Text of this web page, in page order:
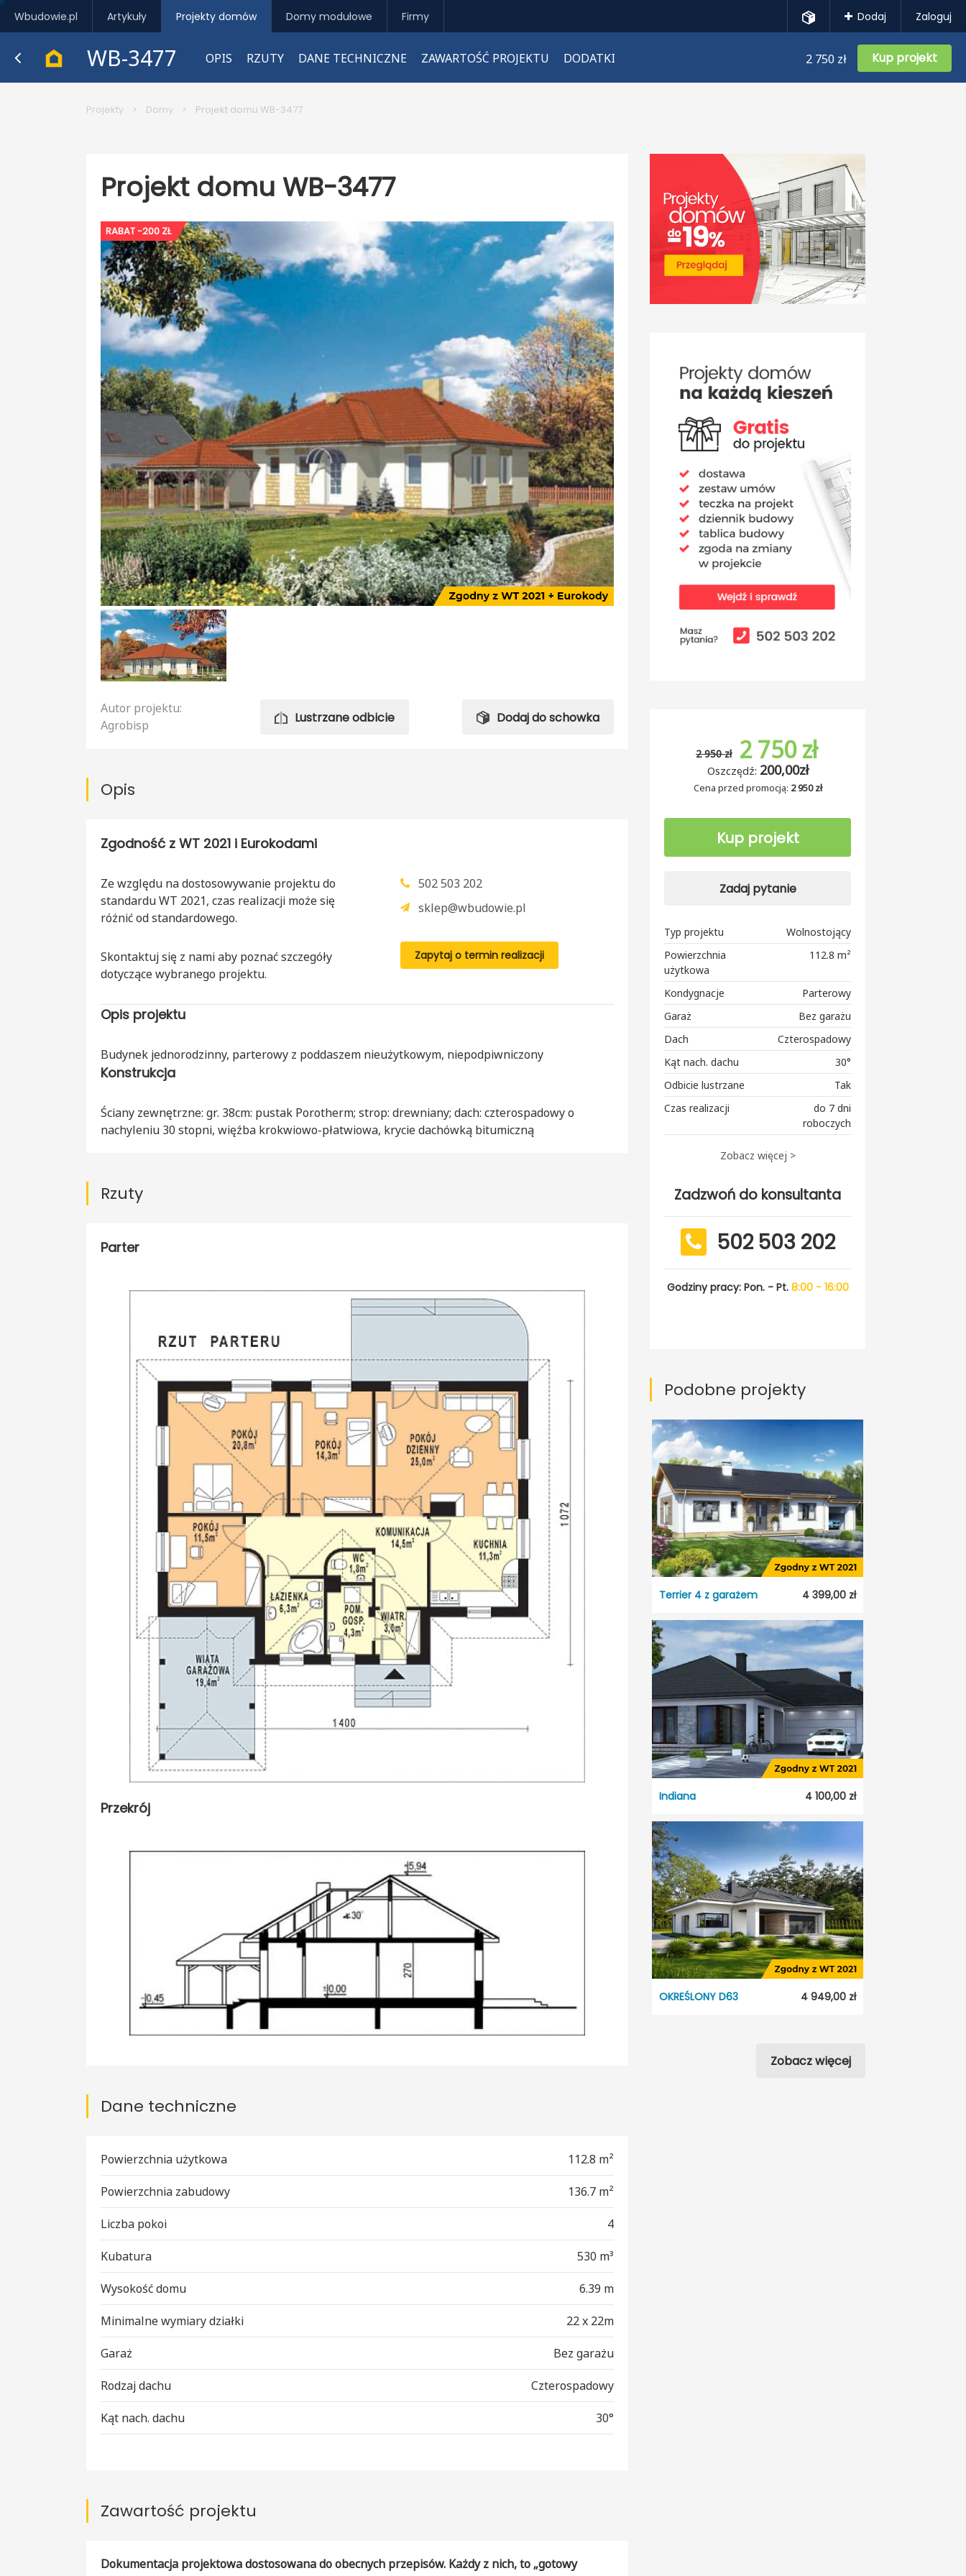
Wbudowie.pl Artykuły Projekty domów Domy modułowe Firmy Dodaj Zaloguj
WB-3477 OPIS RZUTY DANE TECHNICZNE ZAWARTOŚĆ PROJEKTU DODATKI 2 750 zł Kup projekt
Projekty > Domy > Projekt domu WB-3477
Projekt domu WB-3477
RABAT -200 ZŁ
Autor projektu:
Agrobisp
Lustrzane odbicie Dodaj do schowka
Opis
Zgodność z WT 2021 i Eurokodami
Ze względu na dostosowywanie projektu do
standardu WT 2021, czas realizacji może się
różnić od standardowego.
Skontaktuj się z nami aby poznać szczegóły
dotyczące wybranego projektu.
502 503 202
sklep@wbudowie.pl
Zapytaj o termin realizacji
Opis projektu
Budynek jednorodzinny, parterowy z poddaszem nieużytkowym, niepodpiwniczony
Konstrukcja
Ściany zewnętrzne: gr. 38cm: pustak Porotherm; strop: drewniany; dach: czterospadowy o
nachyleniu 30 stopni, więźba krokwiowo-płatwiowa, krycie dachówką bitumiczną
Rzuty
Parter
Przekrój
Dane techniczne
Powierzchnia użytkowa 112.8 m²
Powierzchnia zabudowy 136.7 m²
Liczba pokoi 4
Kubatura 530 m³
Wysokość domu 6.39 m
Minimalne wymiary działki 22 x 22m
Garaż Bez garażu
Rodzaj dachu Czterospadowy
Kąt nach. dachu 30°
Zawartość projektu
Dokumentacja projektowa dostosowana do obecnych przepisów. Każdy z nich, to „gotowy
2 950 zł 2 750 zł
Oszczędź: 200,00zł
Cena przed promocją: 2 950 zł
Kup projekt
Zadaj pytanie
Typ projektu
Wolnostojący
Powierzchnia
użytkowa
112.8 m²
Kondygnacje
Parterowy
Garaż
Bez garażu
Dach
Czterospadowy
Kąt nach. dachu
30°
Odbicie lustrzane
Tak
Czas realizacji
do 7 dni
roboczych
Zobacz więcej >
Zadzwoń do konsultanta
502 503 202
Godziny pracy: Pon. - Pt. 8:00 - 16:00
Podobne projekty
Terrier 4 z garażem 4 399,00 zł
Terrier 4 z garażem
Dostępność:
5 dni roboczych
Styl:
Nowoczesny
Typ projektu:
Garaż:
Jednostanowiskowy
Dach:
Dwuspadowy
Odbicie lustrzane:
Tak
Indiana 4 100,00 zł
Indiana
Dostępność:
5 dni roboczych
Styl:
Nowoczesny
Typ projektu:
Wolnostojący
Garaż:
Dwustanowiskowy
Dach:
Wielospadowy
Odbicie lustrzane:
Tak
OKREŚLONY D63 4 949,00 zł
7 dni
Zobacz więcej